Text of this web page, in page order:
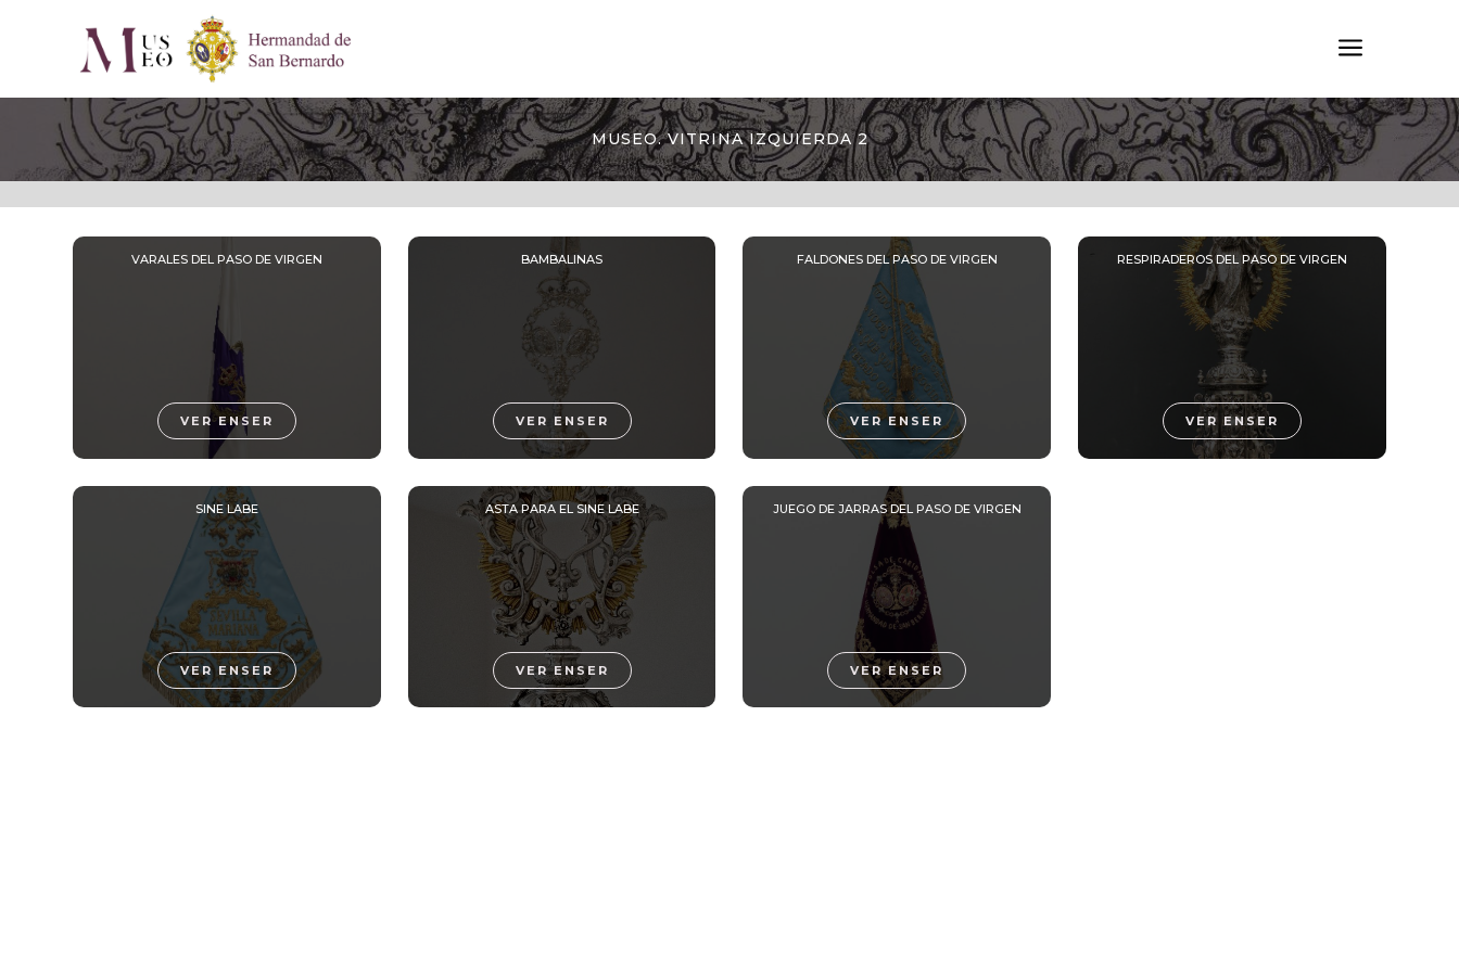
a
MUSEO. VITRINA IZQUIERDA 2
VARALES DEL PASO DE VIRGEN
VER ENSER
BAMBALINAS
VER ENSER
FALDONES DEL PASO DE VIRGEN
VER ENSER
RESPIRADEROS DEL PASO DE VIRGEN
VER ENSER
SINE LABE
VER ENSER
ASTA PARA EL SINE LABE
VER ENSER
JUEGO DE JARRAS DEL PASO DE VIRGEN
VER ENSER